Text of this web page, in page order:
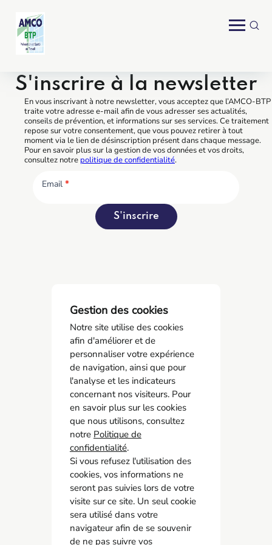
S'inscrire à la newsletter
En vous inscrivant à notre newsletter, vous acceptez que l’AMCO-BTP
traite votre adresse e-mail afin de vous adresser ses actualités,
conseils de prévention, et informations sur ses services. Ce traitement
repose sur votre consentement, que vous pouvez retirer à tout
moment via le lien de désinscription présent dans chaque message.
Pour en savoir plus sur la gestion de vos données et vos droits,
consultez notre politique de confidentialité.
Email *
S'inscrire
AMCO BTP
05 55 11 21 00
6 Allée Duke Ellington
87067 Limoges
Accès rapide
Contact
Recrutement
Adhérer
Gestion des cookies
Notre site utilise des cookies
afin d'améliorer et de
personnaliser votre expérience
de navigation, ainsi que pour
l'analyse et les indicateurs
concernant nos visiteurs. Pour
en savoir plus sur les cookies
que nous utilisons, consultez
notre Politique de
confidentialité.
Si vous refusez l'utilisation des
cookies, vos informations ne
seront pas suivies lors de votre
visite sur ce site. Un seul cookie
sera utilisé dans votre
navigateur afin de se souvenir
de ne pas suivre vos